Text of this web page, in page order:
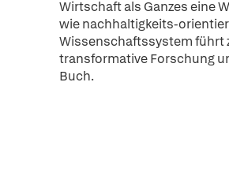
Wirtschaft als Ganzes eine
wie nachhaltigkeits-
Wissenschaftssystem führt
transformative Forschung
Buch.